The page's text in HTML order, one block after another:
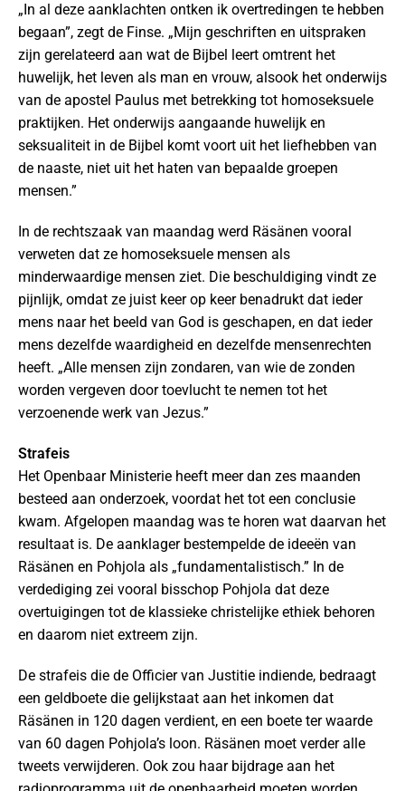
„In al deze aanklachten ontken ik overtredingen te hebben
begaan”, zegt de Finse. „Mijn geschriften en uitspraken
zijn gerelateerd aan wat de Bijbel leert omtrent het
huwelijk, het leven als man en vrouw, alsook het onderwijs
van de apostel Paulus met betrekking tot homoseksuele
praktijken. Het onderwijs aangaande huwelijk en
seksualiteit in de Bijbel komt voort uit het liefhebben van
de naaste, niet uit het haten van bepaalde groepen
mensen.”
In de rechtszaak van maandag werd Räsänen vooral
verweten dat ze homoseksuele mensen als
minderwaardige mensen ziet. Die beschuldiging vindt ze
pijnlijk, omdat ze juist keer op keer benadrukt dat ieder
mens naar het beeld van God is geschapen, en dat ieder
mens dezelfde waardigheid en dezelfde mensenrechten
heeft. „Alle mensen zijn zondaren, van wie de zonden
worden vergeven door toevlucht te nemen tot het
verzoenende werk van Jezus.”
Strafeis
Het Openbaar Ministerie heeft meer dan zes maanden
besteed aan onderzoek, voordat het tot een conclusie
kwam. Afgelopen maandag was te horen wat daarvan het
resultaat is. De aanklager bestempelde de ideeën van
Räsänen en Pohjola als „fundamentalistisch.” In de
verdediging zei vooral bisschop Pohjola dat deze
overtuigingen tot de klassieke christelijke ethiek behoren
en daarom niet extreem zijn.
De strafeis die de Officier van Justitie indiende, bedraagt
een geldboete die gelijkstaat aan het inkomen dat
Räsänen in 120 dagen verdient, en een boete ter waarde
van 60 dagen Pohjola’s loon. Räsänen moet verder alle
tweets verwijderen. Ook zou haar bijdrage aan het